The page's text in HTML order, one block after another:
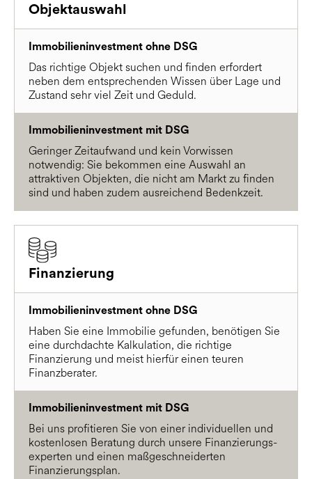
Immobilieninvestment ohne DSG
Das richtige Objekt suchen und finden erfordert
neben dem entsprechenden Wissen über Lage und
Zustand sehr viel Zeit und Geduld.
Objektauswahl
Immobilieninvestment mit DSG
Geringer Zeitaufwand und kein Vorwissen
notwendig: Sie bekommen eine Auswahl an
attraktiven Objekten, die nicht am Markt zu finden
sind und haben zudem ausreichend Bedenkzeit.
Immobilieninvestment ohne DSG
Haben Sie eine Immobilie gefunden, benötigen Sie
eine durchdachte Kalkulation, die richtige
Finanzierung und meist hierfür einen teuren
Finanzberater.
Finanzierung
Immobilieninvestment mit DSG
Bei uns profitieren Sie von einer individuellen und
kostenlosen Beratung durch unsere Finanzierungs-
experten und einen maßgeschneiderten
Finanzierungsplan.